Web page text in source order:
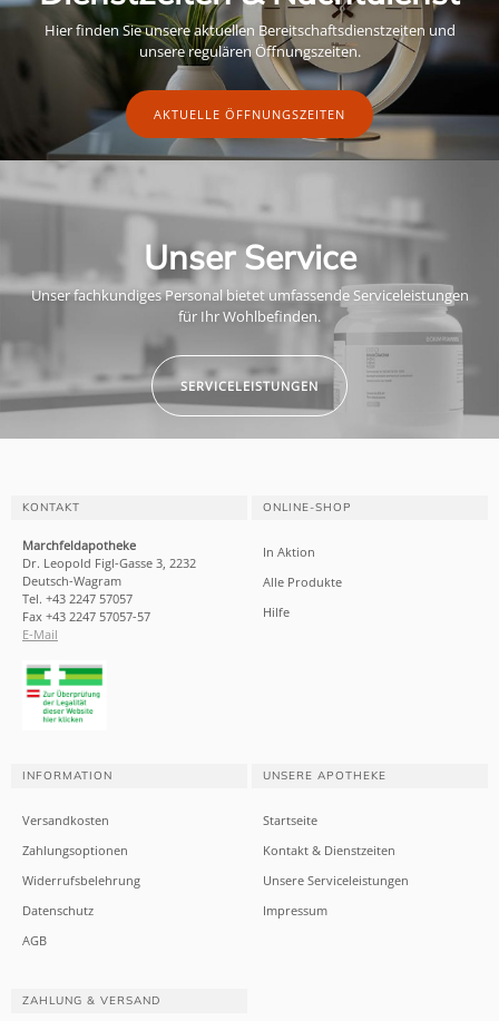
Hier finden Sie unsere aktuellen Bereitschaftsdienstzeiten und
unsere regulären Öffnungszeiten.
AKTUELLE ÖFFNUNGSZEITEN
Unser Service
Unser fachkundiges Personal bietet umfassende Serviceleistungen
für Ihr Wohlbefinden.
SERVICELEISTUNGEN
KONTAKT
Marchfeldapotheke
Dr. Leopold Figl-Gasse 3, 2232
Deutsch-Wagram
Tel. +43 2247 57057
Fax +43 2247 57057-57
E-Mail
ONLINE-SHOP
In Aktion
Alle Produkte
Hilfe
INFORMATION
Versandkosten
Zahlungsoptionen
Widerrufsbelehrung
Datenschutz
AGB
UNSERE APOTHEKE
Startseite
Kontakt & Dienstzeiten
Unsere Serviceleistungen
Impressum
ZAHLUNG & VERSAND